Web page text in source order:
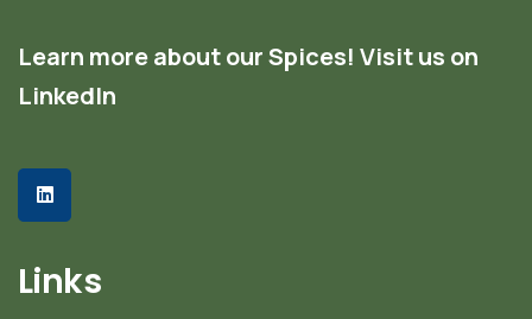
Learn more about our Spices! Visit us on
LinkedIn
Links